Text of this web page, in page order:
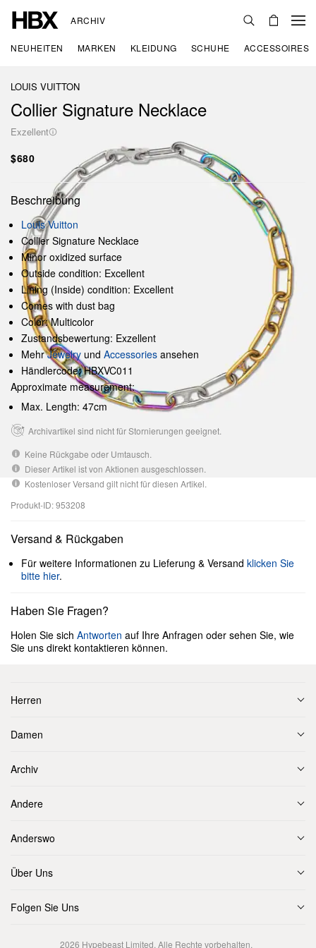
ARCHIV
NEUHEITEN MARKEN KLEIDUNG SCHUHE ACCESSOIRES
LOUIS VUITTON
Collier Signature Necklace
Exzellent
$680
Beschreibung
Louis Vuitton
Collier Signature Necklace
Minor oxidized surface
Outside condition: Excellent
Lining (Inside) condition: Excellent
Comes with dust bag
Color: Multicolor
Zustandsbewertung: Exzellent
MehrJewelry und Accessories ansehen
Händlercode: HBXVC011
Approximate measurement:
Max. Length: 47cm
Archivartikel sind nicht für Stornierungen geeignet.
Keine Rückgabe oder Umtausch.
Dieser Artikel ist von Aktionen ausgeschlossen.
Kostenloser Versand gilt nicht für diesen Artikel.
Produkt-ID: 953208
Versand & Rückgaben
Für weitere Informationen zu Lieferung & Versand klicken Sie
bitte hier.
Haben Sie Fragen?
Holen Sie sich Antworten auf Ihre Anfragen oder sehen Sie, wie
Sie uns direkt kontaktieren können.
Herren
Damen
Archiv
Andere
Anderswo
Über Uns
Folgen Sie Uns
2026 Hypebeast Limited. Alle Rechte vorbehalten.